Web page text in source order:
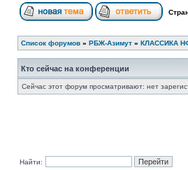
Список форумов » РБЖ-Азимут » КЛАССИКА
Кто сейчас на конференции
Сейчас этот форум просматривают: нет
Найти: